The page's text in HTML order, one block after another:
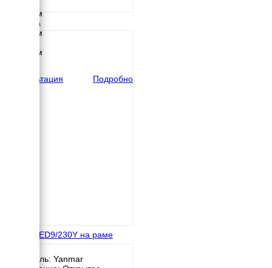
3050 мм
Ширина
1880 мм
2450 мм
Консультация
Подробно
Energo ED9/230Y на раме
Двигатель: Yanmar